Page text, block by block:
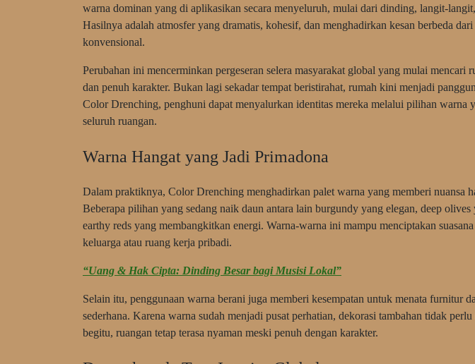
warna dominan yang di aplikasikan secara menyeluruh, mulai dari dinding, langit-
Hasilnya adalah atmosfer yang dramatis, kohesif, dan menghadirkan kesan berbeda dari
konvensional.
Perubahan ini mencerminkan pergeseran selera masyarakat global yang mulai mencari
dan penuh karakter. Bukan lagi sekadar tempat beristirahat, rumah kini menjadi
Color Drenching, penghuni dapat menyalurkan identitas mereka melalui pilihan warna
seluruh ruangan.
Warna Hangat yang Jadi Primadona
Dalam praktiknya, Color Drenching menghadirkan palet warna yang memberi nuansa
Beberapa pilihan yang sedang naik daun antara lain burgundy yang elegan, deep olives
earthy reds yang membangkitkan energi. Warna-warna ini mampu menciptakan
keluarga atau ruang kerja pribadi.
“Uang & Hak Cipta: Dinding Besar bagi Musisi Lokal”
Selain itu, penggunaan warna berani juga memberi kesempatan untuk menata furnitur
sederhana. Karena warna sudah menjadi pusat perhatian, dekorasi tambahan tidak
begitu, ruangan tetap terasa nyaman meski penuh dengan karakter.